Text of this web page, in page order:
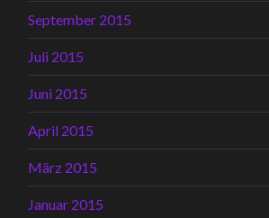
September 2015
Juli 2015
Juni 2015
April 2015
März 2015
Januar 2015